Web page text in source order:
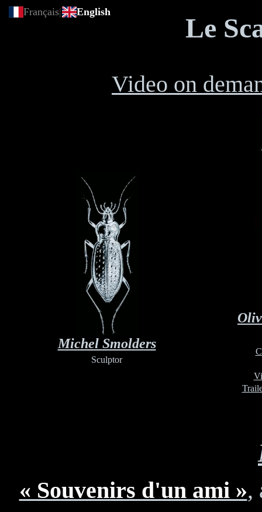
Français| English
Le
Video on
Michel Smolders
Sculptor
« Souvenirs d'un ami »,